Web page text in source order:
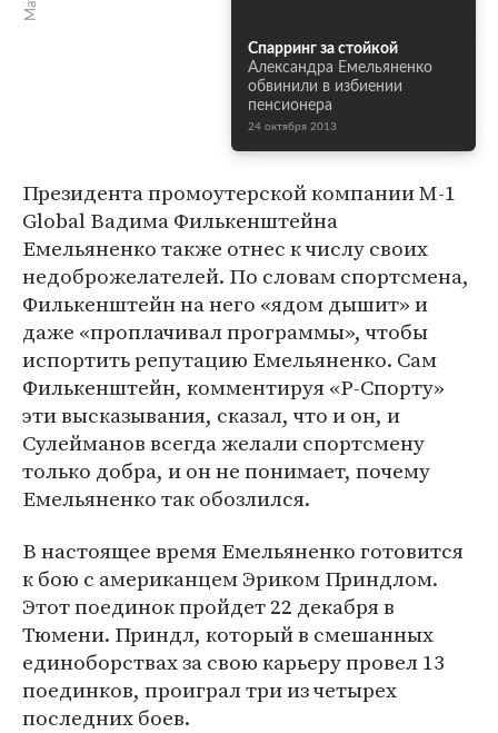
Спарринг за стойкой
Александра Емельяненко
обвинили в избиении
пенсионера
24 октября 2013
Президента промоутерской компании M-1
Global Вадима Филькенштейна
Емельяненко также отнес к числу своих
недоброжелателей. По словам спортсмена,
Филькенштейн на него «ядом дышит» и
даже «проплачивал программы», чтобы
испортить репутацию Емельяненко. Сам
Филькенштейн, комментируя «Р-Спорту»
эти высказывания, сказал, что и он, и
Сулейманов всегда желали спортсмену
только добра, и он не понимает, почему
Емельяненко так обозлился.
В настоящее время Емельяненко готовится
к бою с американцем Эриком Приндлом.
Этот поединок пройдет 22 декабря в
Тюмени. Приндл, который в смешанных
единоборствах за свою карьеру провел 13
поединков, проиграл три из четырех
последних боев.